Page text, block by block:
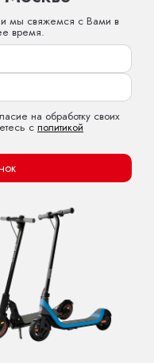
и мы свяжемся с Вами в
время.
на обработку своих
с политикой